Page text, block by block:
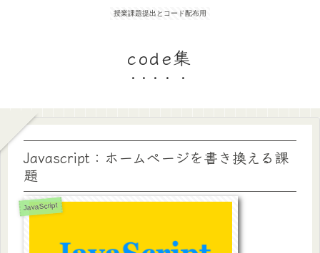
授業課題提出とコード配布用
code集
Javascript：ホームページを書き換える課
題
JavaScript